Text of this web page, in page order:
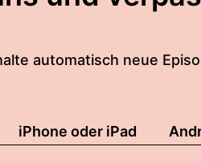
automatisch neue
iPhone oder iPad